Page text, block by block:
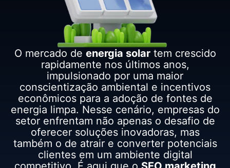
O mercado de energia solartem crescido
rapidamente nos últimos anos,
impulsionado por uma maior
conscientização ambiental e incentivos
econômicos para a adoção de fontes de
energia limpa. Nesse cenário, empresas do
setor enfrentam não apenas o desafio de
oferecer soluções inovadoras, mas
também o de atrair e converter potenciais
clientes em um ambiente digital